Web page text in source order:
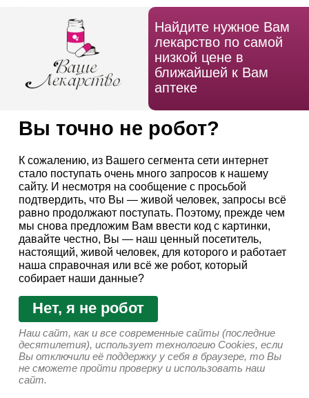
Найдите нужное Вам
лекарство по самой
низкой цене в
ближайшей к Вам
аптеке
Вы точно не робот?
К сожалению, из Вашего сегмента сети интернет
стало поступать очень много запросов к нашему
сайту. И несмотря на сообщение с просьбой
подтвердить, что Вы — живой человек, запросы всё
равно продолжают поступать. Поэтому, прежде чем
мы снова предложим Вам ввести код с картинки,
давайте честно, Вы — наш ценный посетитель,
настоящий, живой человек, для которого и работает
наша справочная или всё же робот, который
собирает наши данные?
Нет, я не робот
Наш сайт, как и все современные сайты (последние
десятилетия), использует технологию Cookies, если
Вы отключили её поддержку у себя в браузере, то Вы
не сможете пройти проверку и использовать наш
сайт.